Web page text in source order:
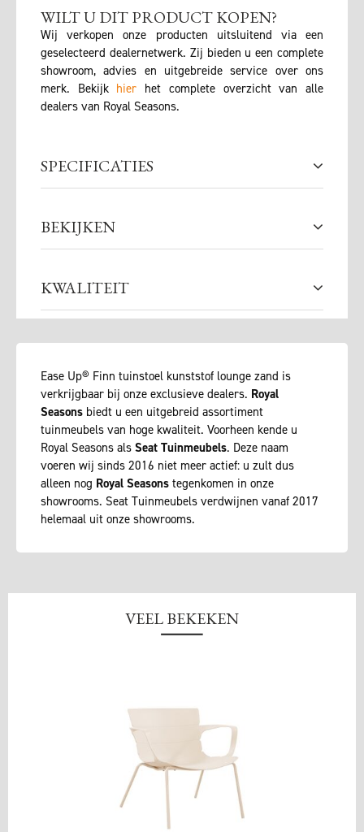
WILT U DIT PRODUCT KOPEN?
Wij verkopen onze producten uitsluitend via een
geselecteerd dealernetwerk. Zij bieden u een complete
showroom, advies en uitgebreide service over ons
merk. Bekijk hier het complete overzicht van alle
dealers van Royal Seasons.
SPECIFICATIES
BEKIJKEN
KWALITEIT
Ease Up® Finn tuinstoel kunststof lounge zand is
verkrijgbaar bij onze exclusieve dealers. Royal
Seasons biedt u een uitgebreid assortiment
tuinmeubels van hoge kwaliteit. Voorheen kende u
Royal Seasons als Seat Tuinmeubels. Deze naam
voeren wij sinds 2016 niet meer actief: u zult dus
alleen nog Royal Seasons tegenkomen in onze
showrooms. Seat Tuinmeubels verdwijnen vanaf 2017
helemaal uit onze showrooms.
VEEL BEKEKEN